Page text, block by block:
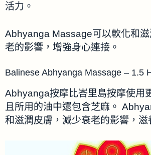
活力。
Abhyanga Massage可以軟化和
老的影響，增強身心連接。
Balinese Abhyanga Massage – 1.5
Abhyanga按摩比峇里島按摩使用
且所用的油中還包含芝麻。
和滋潤皮膚，減少衰老的影響，滋